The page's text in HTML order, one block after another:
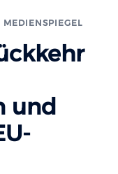
MEDIENSPIEGEL
und